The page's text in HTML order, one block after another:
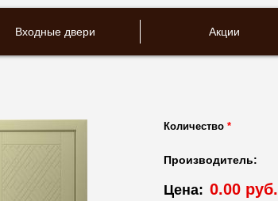
Входные двери Акции
Количество *
Производитель:
Цена: 0.00 руб.